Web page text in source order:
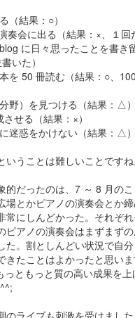
（結果：○）
奏会に出る（結果：×、１回
に日々思ったことを書き
いた）
を 50 冊読む（結果：○、
野）を見つける（結果：△）
せる（結果：×）
迷惑をかけない（結果：△）
いうことは難しいことです
的だったのは、7 ～ 8 月の
場とかピアノの演奏会とか
常にしんどかった。それぞ
ピアノの演奏会はまずまず
た。割としんどい状況で自
きたことはよかったと思いま
っともっと質の高い成果を上